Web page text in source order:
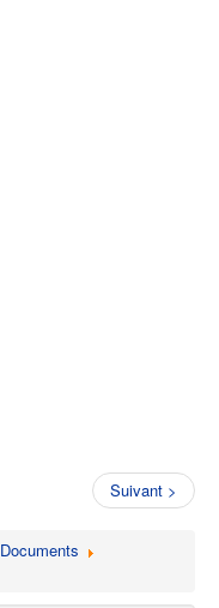
Suivant >
Documents